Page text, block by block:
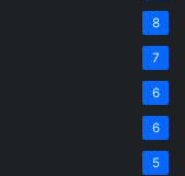
8
7
6
6
5